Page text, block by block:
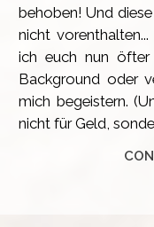
behoben! Und
nicht
ich euch nun öfter
Background oder
mich begeistern.
nicht für Geld,